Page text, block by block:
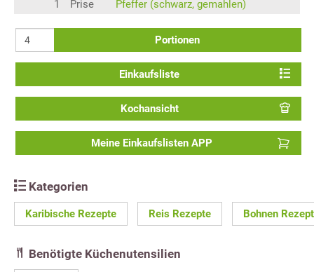
1
Prise Pfeffer (schwarz, gemahlen)
Portionen
Einkaufsliste
Kochansicht
Meine Einkaufslisten APP
Kategorien
Karibische Rezepte Reis Rezepte Bohnen
Benötigte Küchenutensilien